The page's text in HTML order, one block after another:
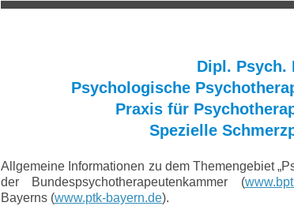
Dipl.-Psych.
Spezielle
Supervision
P S Y C H
Dipl. Psych.
Psychologische
Praxis für
Spezielle
Allgemeine Informationen zu dem Themengebiet
der Bundespsychotherapeutenkammer (
Bayerns (www.ptk-bayern.de).